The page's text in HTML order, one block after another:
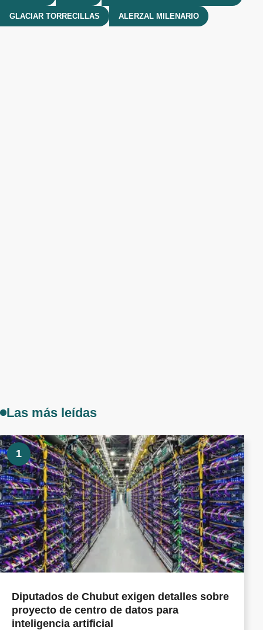
GLACIAR TORRECILLAS ALERZAL MILENARIO
Las más leídas
1
Diputados de Chubut exigen detalles sobre
proyecto de centro de datos para
inteligencia artificial